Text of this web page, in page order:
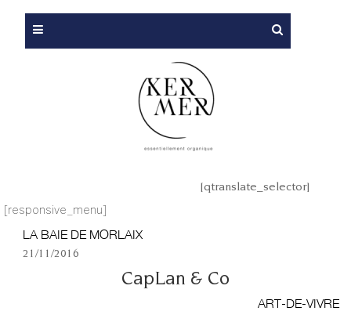
[qtranslate_selector]
[responsive_menu]
LA BAIE DE MORLAIX
21/11/2016
CapLan & Co
ART-DE-VIVRE